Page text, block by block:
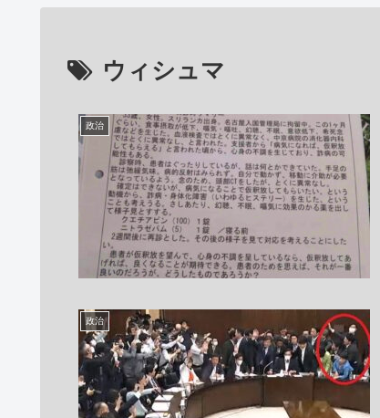
ウィシュマ
政治
政治